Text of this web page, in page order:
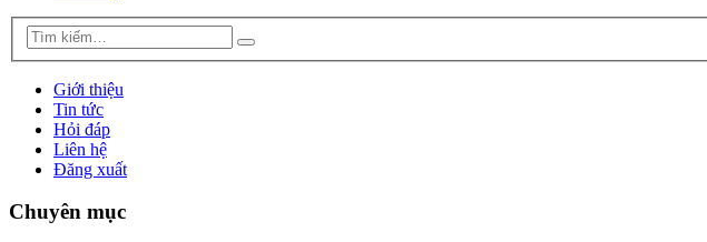
Giới thiệu
Tin tức
Hỏi đáp
Liên hệ
Đăng xuất
Chuyên mục